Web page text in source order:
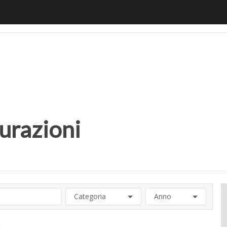
Categoria Anno